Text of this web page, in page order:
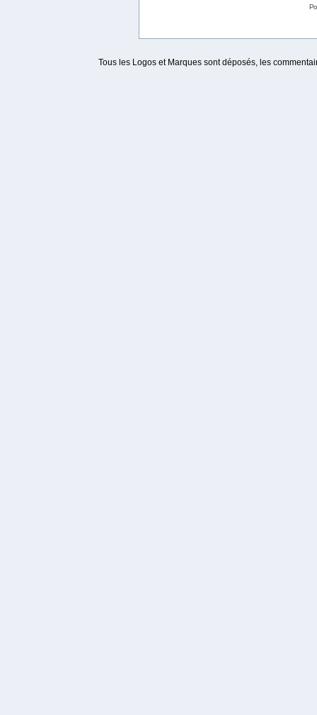
Tous les Logos et Marques sont déposés, les